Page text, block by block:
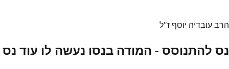
הרב עובדיה יוסף ז"ל
נס להתנוסס - המודה בנסו נעשה לו עוד נס